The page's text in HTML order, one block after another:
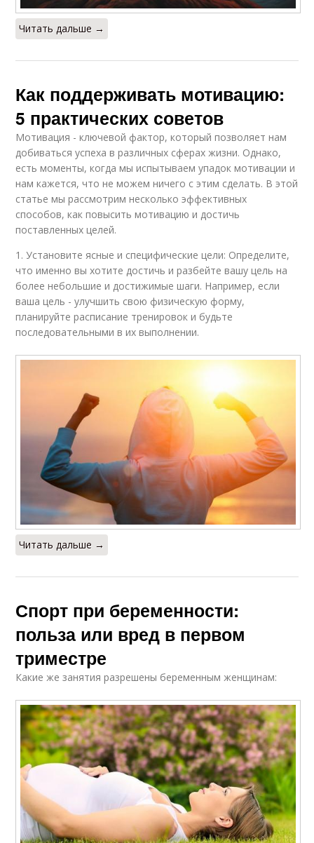
Читать дальше →
Как поддерживать мотивацию:
5 практических советов
Мотивация - ключевой фактор, который позволяет нам
добиваться успеха в различных сферах жизни. Однако,
есть моменты, когда мы испытываем упадок мотивации и
нам кажется, что не можем ничего с этим сделать. В этой
статье мы рассмотрим несколько эффективных
способов, как повысить мотивацию и достичь
поставленных целей.
1. Установите ясные и специфические цели: Определите,
что именно вы хотите достичь и разбейте вашу цель на
более небольшие и достижимые шаги. Например, если
ваша цель - улучшить свою физическую форму,
планируйте расписание тренировок и будьте
последовательными в их выполнении.
Читать дальше →
Спорт при беременности:
польза или вред в первом
триместре
Какие же занятия разрешены беременным женщинам: